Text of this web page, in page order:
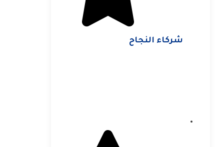
شركاء النجاح